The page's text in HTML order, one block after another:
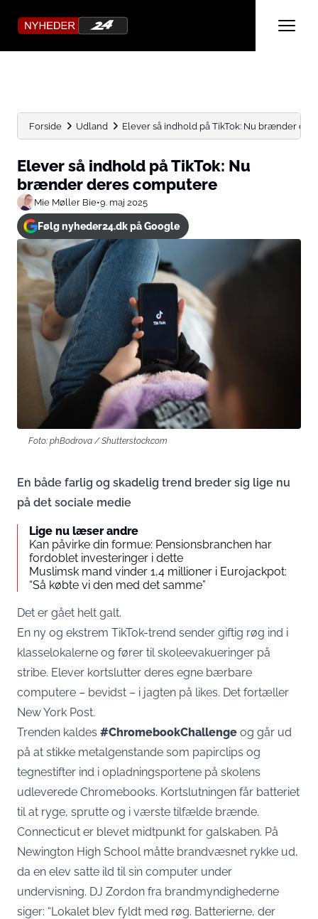
Forside Udland Elever så indhold på TikTok: Nu brænder
Elever så indhold på TikTok: Nu
brænder deres computere
Mie Møller Bie•9. maj 2025
Følg nyheder24.dk på Google
Foto: phBodrova / Shutterstock.com
En både farlig og skadelig trend breder sig lige nu
på det sociale medie
Lige nu læser andre
Kan påvirke din formue: Pensionsbranchen har
fordoblet investeringer i dette
Muslimsk mand vinder 1,4 millioner i Eurojackpot:
“Så købte vi den med det samme”
Det er gået helt galt.
En ny og ekstrem TikTok-trend sender giftig røg ind i
klasselokalerne og fører til skoleevakueringer på
stribe. Elever kortslutter deres egne bærbare
computere – bevidst – i jagten på likes. Det fortæller
New York Post.
Trenden kaldes #ChromebookChallenge og går ud
på at stikke metalgenstande som papirclips og
tegnestifter ind i opladningsportene på skolens
udleverede Chromebooks. Kortslutningen får batteriet
til at ryge, sprutte og i værste tilfælde brænde.
Connecticut er blevet midtpunkt for galskaben. På
Newington High School måtte brandvæsnet rykke ud,
da en elev satte ild til sin computer under
undervisning. DJ Zordon fra brandmyndighederne
siger: “Lokalet blev fyldt med røg. Batterierne, der